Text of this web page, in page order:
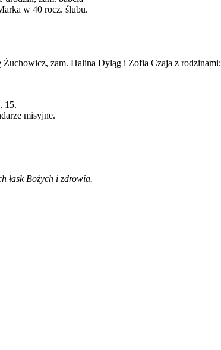
w 40 rocz. ślubu.
Żuchowicz, zam. Halina Dyląg i Zofia Czaja z rodzinami;
15.
misyjne.
łask Bożych i zdrowia.